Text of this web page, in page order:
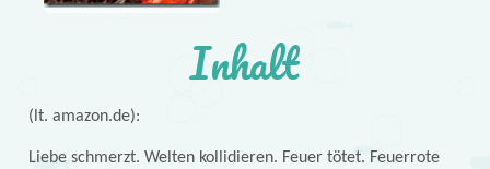
Inhalt
(lt. amazon.de):
Liebe schmerzt. Welten kollidieren. Feuer tötet. Feuerrote